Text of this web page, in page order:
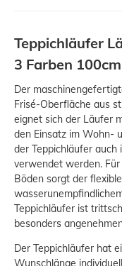
Teppichläufer
3 Farben
Der
Frisé-Oberfläche aus
eignet sich der Läufer
den Einsatz im Wohn-
der Teppichläufer auch
verwendet werden.
Böden sorgt der
Teppichläufer ist
besonders
Der Teppichläufer hat
Wunschlänge